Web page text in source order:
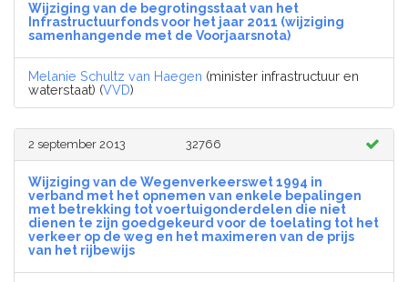
Wijziging van de begrotingsstaat van het
Infrastructuurfonds voor het jaar 2011 (wijziging
samenhangende met de Voorjaarsnota)
Melanie Schultz van Haegen (minister infrastructuur en
waterstaat) (VVD)
2 september 2013 32766
Wijziging van de Wegenverkeerswet 1994 in
verband met het opnemen van enkele bepalingen
met betrekking tot voertuigonderdelen die niet
dienen te zijn goedgekeurd voor de toelating tot het
verkeer op de weg en het maximeren van de prijs
van het rijbewijs